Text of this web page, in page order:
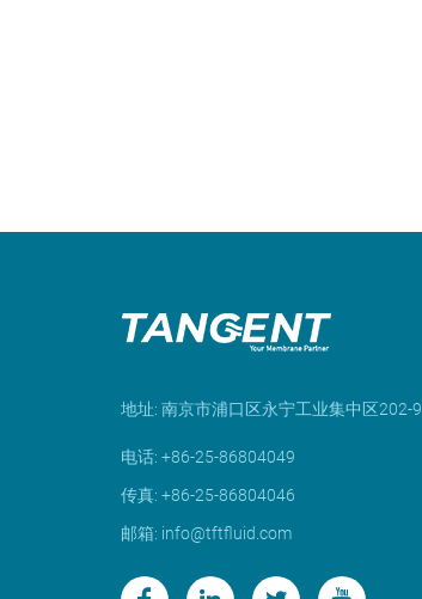
地址: 南京市浦口区永宁工业集中区202-
电话: +86-25-86804049
传真: +86-25-86804046
邮箱: info@tftfluid.com